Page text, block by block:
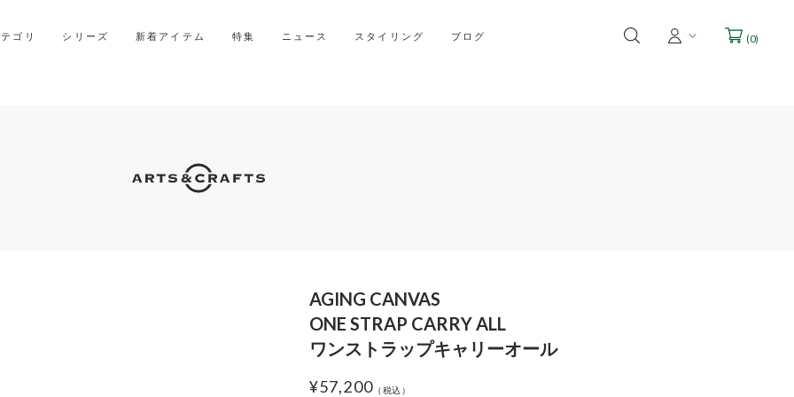
ゴリ
シリーズ 新着アイテム 特集 ニュース スタイリング ブログ (0)
AGING CANVAS
ONE STRAP CARRY ALL
ワンストラップキャリーオール
¥57,200